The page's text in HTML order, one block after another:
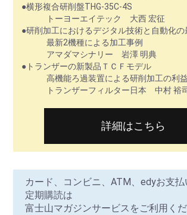
●横形複合研削盤THG-35C-4S
トーヨーエイテック 大西 宏征
●研削加工におけるデジタル技術と自動化の
最新2機種による加工事例
アマダマシナリー 岩澤 明典
●トランザーの新製品ＴＣＦモデル
高機能ろ過装置による研削加工の利
詳細はこちら
カード、コンビニ、ATM、edyお支払
定期購読は
富士山マガジンサービスをご利用くだ